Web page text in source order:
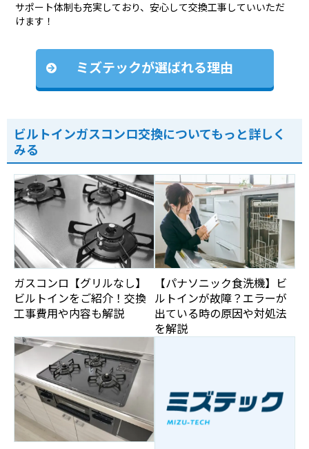
サポート体制も充実しており、安心して交換工事していいただ
けます！
ミズテックが選ばれる理由
ビルトインガスコンロ交換についてもっと詳しく
みる
ガスコンロ【グリルなし】
ビルトインをご紹介！交換
工事費用や内容も解説
【パナソニック食洗機】ビ
ルトインが故障？エラーが
出ている時の原因や対処法
を解説